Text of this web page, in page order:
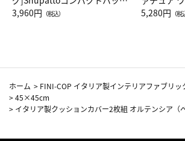
Drop JAL客室乗務員（LC）ス
3,960円 （税込）
ト（レッド
5,280円 （税
ホーム > FINI-COP イタリア製インテリアファブリッ
>45×45cm
> イタリア製クッションカバー2枚組 オルテンシア（